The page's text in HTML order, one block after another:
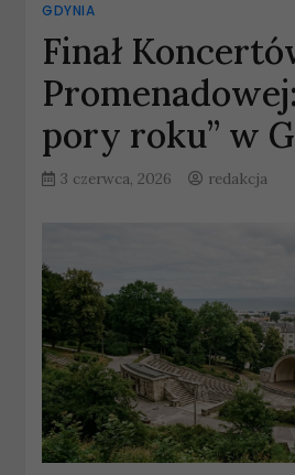
GDYNIA
Finał
pory roku” w
3 czerwca, 2026 redakcja